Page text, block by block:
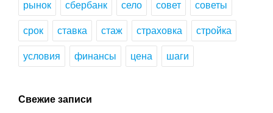
рынок сбербанк село совет советы
срок ставка стаж страховка стройка
условия финансы цена шаги
Свежие записи